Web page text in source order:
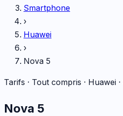
Smartphone
›
Huawei
›
Nova 5
Tarifs · Tout compris · Huawei ·
Nova 5